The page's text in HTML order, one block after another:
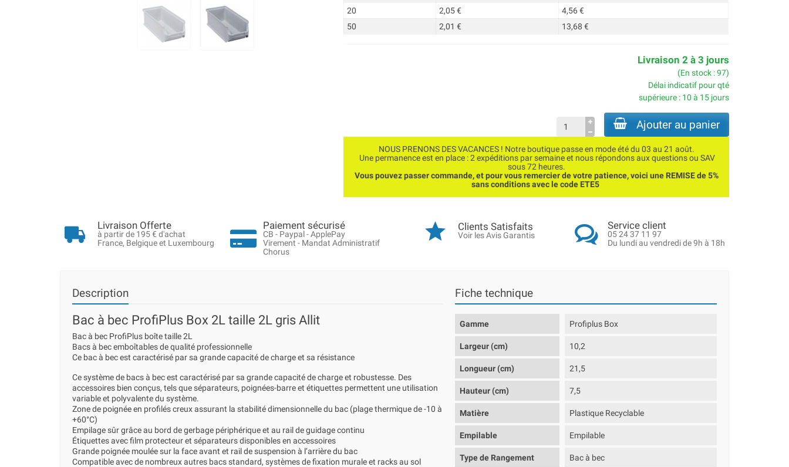
20
2,05 €
4,56 €
50
2,01 € 13,68 €
Livraison 2 à 3 jours
(En stock : 97)
Délai indicatif pour qté
supérieure : 10 à 15 jours
Ajouter au panier
NOUS PRENONS DES VACANCES ! Notre boutique passe en mode été du 03 au 21 août.
Une permanence est en place : 2 expéditions par semaine et nous répondons aux questions ou SAV
sous 72 heures.
Vous pouvez passer commande, et pour vous remercier de votre patience, voici une REMISE de 5%
sans conditions avec le code ETE5
Livraison Offerte
à partir de 195 € d'achat
France, Belgique et Luxembourg
Paiement sécurisé
CB - Paypal - ApplePay
Virement - Mandat Administratif
Chorus
Clients Satisfaits
Voir les Avis Garantis
Service client
05 24 37 11 97
Du lundi au vendredi de 9h à 18h
Description
Bac à bec ProfiPlus Box 2L taille 2L gris Allit
Bac à bec ProfiPlus boîte taille 2L
Bacs à bec emboîtables de qualité professionnelle
Ce bac à bec est caractérisé par sa grande capacité de charge et sa résistance
Ce système de bacs à bec est caractérisé par sa grande capacité de charge et robustesse. Des
accessoires bien conçus, tels que séparateurs, poignées-barre et étiquettes permettent une utilisation
variable et polyvalente du système.
Zone de poignée en profilés creux assurant la stabilité dimensionnelle du bac (plage thermique de -10 à
+60°C)
Empilage sûr grâce au bord de gerbage périphérique et au rail de guidage continu
Étiquettes avec film protecteur et séparateurs disponibles en accessoires
Grande poignée moulée sur la face avant et rail de suspension à l’arrière du bac
Compatible avec de nombreux autres bacs standard, systèmes de fixation murale et racks au sol
Fiche technique
Gamme Profiplus Box
Largeur (cm) 10,2
Longueur (cm) 21,5
Hauteur (cm) 7,5
Matière Plastique Recyclable
Empilable Empilable
Type de Rangement Bac à bec